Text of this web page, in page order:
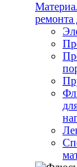
ремонта